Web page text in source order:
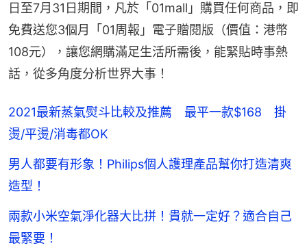
日至7月31日期間，凡於「01mall」購買任何商品，即
免費送您3個月「01周報」電子贈閱版（價值：港幣
108元），讓您網購滿足生活所需後，能緊貼時事熱
話，從多角度分析世界大事！
2021最新蒸氣熨斗比較及推薦 最平一款$168 掛
燙/平燙/消毒都OK
男人都要有形象！Philips個人護理產品幫你打造清爽
造型！
兩款小米空氣淨化器大比拼！貴就一定好？適合自己
最緊要！